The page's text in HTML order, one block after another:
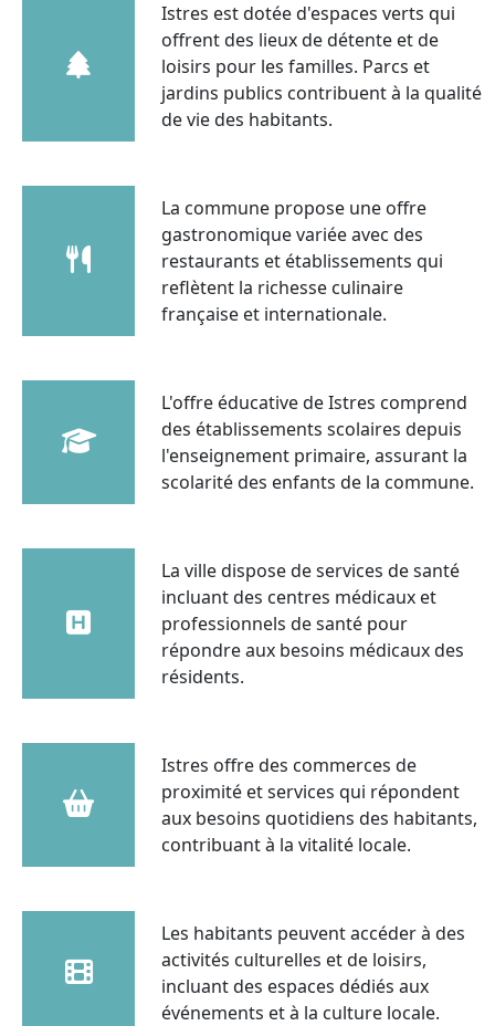
Istres est dotée d'espaces verts qui
offrent des lieux de détente et de
loisirs pour les familles. Parcs et
jardins publics contribuent à la qualité
de vie des habitants.
La commune propose une offre
gastronomique variée avec des
restaurants et établissements qui
reflètent la richesse culinaire
française et internationale.
L'offre éducative de Istres comprend
des établissements scolaires depuis
l'enseignement primaire, assurant la
scolarité des enfants de la commune.
La ville dispose de services de santé
incluant des centres médicaux et
professionnels de santé pour
répondre aux besoins médicaux des
résidents.
Istres offre des commerces de
proximité et services qui répondent
aux besoins quotidiens des habitants,
contribuant à la vitalité locale.
Les habitants peuvent accéder à des
activités culturelles et de loisirs,
incluant des espaces dédiés aux
événements et à la culture locale.